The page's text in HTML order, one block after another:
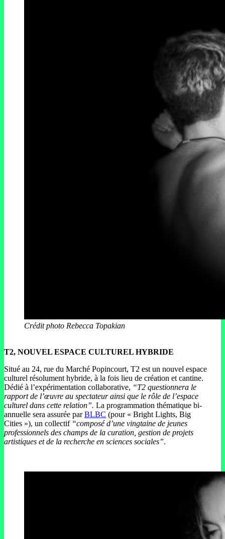
Crédit photo Rebecca Topakian
T2, NOUVEL ESPACE CULTUREL HYBRIDE
Situé au 24, rue du Marché Popincourt, T2 est un nouvel espace
culturel résolument hybride, à la fois lieu de création et cantine.
Dédié à l’expérimentation collaborative, “T2 questionnera le
rapport de l’œuvre au spectateur ainsi que le rôle de l’espace
culturel dans cette relation”. La programmation thématique bi-
annuelle sera assurée parBLBC (pour « Bright Lights, Big
Cities »), un collectif “composé d’une vingtaine de jeunes
professionnels des champs de la curation, gestion de projets
artistiques et de la recherche en sciences sociales”.